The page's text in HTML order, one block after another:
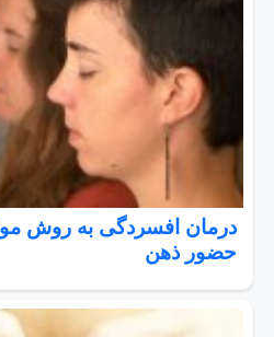
درمان افسردگی به روش
حضور ذهن